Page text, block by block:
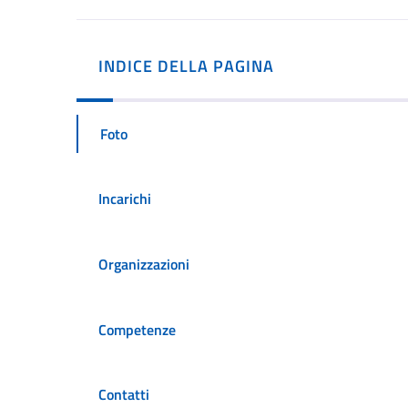
INDICE DELLA PAGINA
Foto
Incarichi
Organizzazioni
Competenze
Contatti